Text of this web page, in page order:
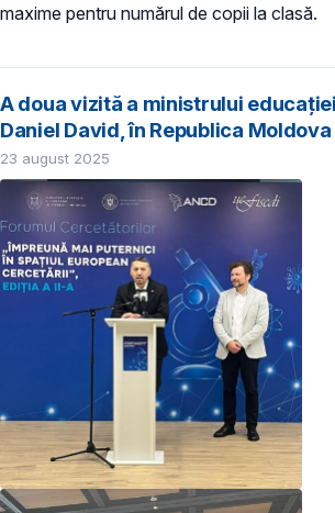
maxime pentru numărul de copii la clasă.
A doua vizită a ministrului
Daniel David, în Republica Moldova
23 august 2025